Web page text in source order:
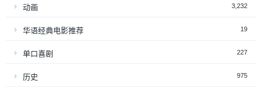
动画 3,232
华语经典电影推荐 19
单口喜剧 227
历史 975